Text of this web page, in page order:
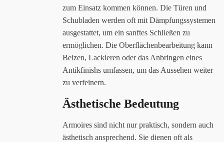
zum Einsatz kommen können. Die Türen und
Schubladen werden oft mit Dämpfungssystemen
ausgestattet, um ein sanftes Schließen zu
ermöglichen. Die Oberflächenbearbeitung kann
Beizen, Lackieren oder das Anbringen eines
Antikfinishs umfassen, um das Aussehen weiter
zu verfeinern.
Ästhetische Bedeutung
Armoires sind nicht nur praktisch, sondern auch
ästhetisch ansprechend. Sie dienen oft als